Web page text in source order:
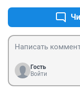
Гость
Войти